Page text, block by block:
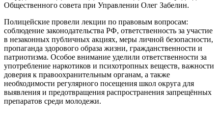
Общественного совета при Управлении Олег Забелин.
Полицейские провели лекции по правовым вопросам:
соблюдение законодательства РФ, ответственность за участие
в незаконных публичных акциях, меры личной безопасности,
пропаганда здорового образа жизни, гражданственности и
патриотизма. Особое внимание уделили ответственности за
употребление наркотиков и психотропных веществ, важности
доверия к правоохранительным органам, а также
необходимости регулярного посещения школ округа для
выявления и предотвращения распространения запрещённых
препаратов среди молодежи.